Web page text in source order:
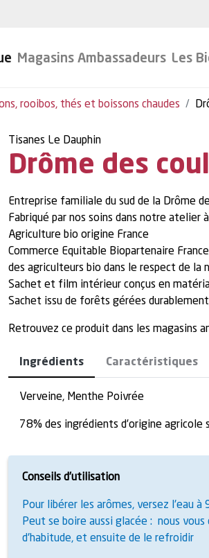
Magasins Ambassadeurs Les
rooibos, thés et boissons chaudes
Tisanes Le Dauphin
Drôme des
Entreprise familiale du sud de la Drôme
Fabriqué par nos soins dans notre atelier
Agriculture bio origine France
Commerce Equitable Biopartenaire
des agriculteurs bio dans le respect de la
Sachet et film intérieur conçus en
Sachet issu de forêts gérées
Retrouvez ce produit dans les magasins
Ingrédients Caractéristiques
Verveine, Menthe Poivrée
78% des ingrédients d’origine agricole
Conseils d’utilisation
Pour libérer les arômes, versez l'eau
Peut se boire aussi glacée : nous
d'habitude, et ensuite de le refroidir